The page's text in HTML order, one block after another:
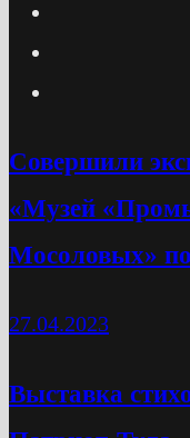
Cовершили
«Музей
Мосоловых»
27.04.2023
Выставка